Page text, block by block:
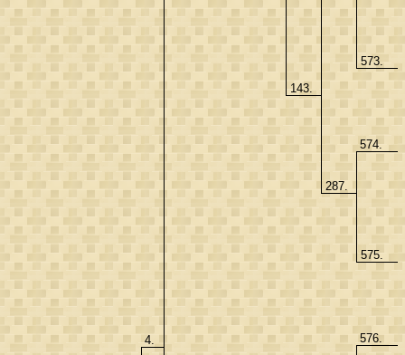
4.
143.
573.
287.
574.
575.
576.